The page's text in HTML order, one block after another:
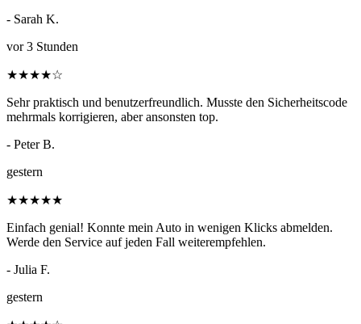
- Sarah K.
vor 3 Stunden
★★★★☆
Sehr praktisch und benutzerfreundlich. Musste den Sicherheitscode
mehrmals korrigieren, aber ansonsten top.
- Peter B.
gestern
★★★★★
Einfach genial! Konnte mein Auto in wenigen Klicks abmelden.
Werde den Service auf jeden Fall weiterempfehlen.
- Julia F.
gestern